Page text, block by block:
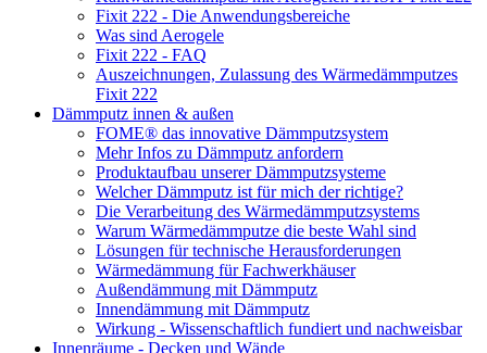
Fixit 222 - Die Anwendungsbereiche
Was sind Aerogele
Fixit 222 - FAQ
Auszeichnungen, Zulassung des Wärmedämmputzes
Fixit 222
Dämmputz innen & außen
FOME® das innovative Dämmputzsystem
Mehr Infos zu Dämmputz anfordern
Produktaufbau unserer Dämmputzsysteme
Welcher Dämmputz ist für mich der richtige?
Die Verarbeitung des Wärmedämmputzsystems
Warum Wärmedämmputze die beste Wahl sind
Lösungen für technische Herausforderungen
Wärmedämmung für Fachwerkhäuser
Außendämmung mit Dämmputz
Innendämmung mit Dämmputz
Wirkung - Wissenschaftlich fundiert und nachweisbar
Innenräume - Decken und Wände